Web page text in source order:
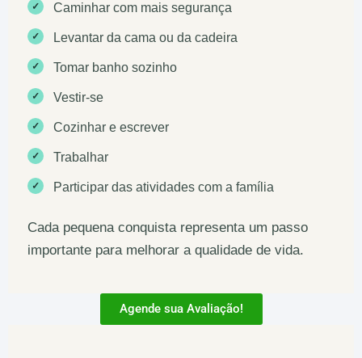
✓ Caminhar com mais segurança
✓ Levantar da cama ou da cadeira
✓ Tomar banho sozinho
✓ Vestir-se
✓ Cozinhar e escrever
✓ Trabalhar
✓ Participar das atividades com a família
Cada pequena conquista representa um passo
importante para melhorar a qualidade de vida.
Agende sua Avaliação!